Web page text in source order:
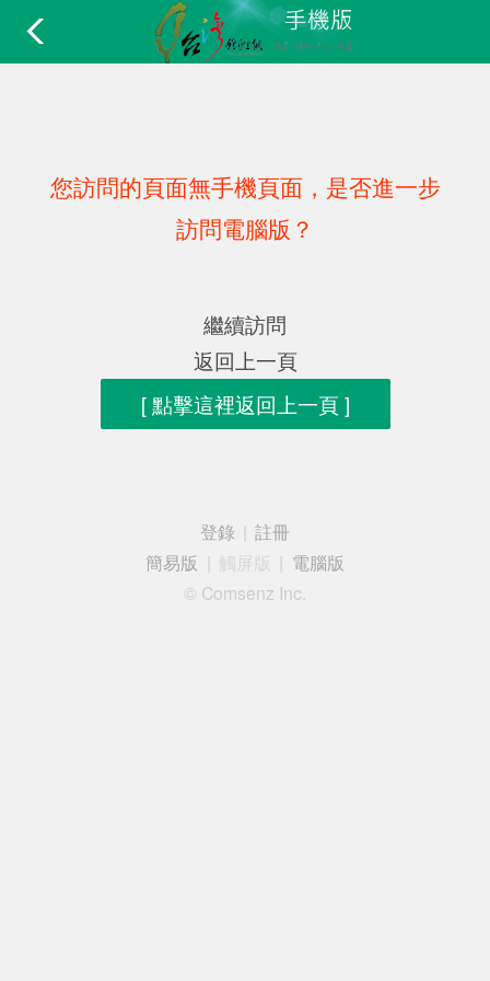
您訪問的頁面無手機頁面，是否進一步
訪問電腦版？
繼續訪問
返回上一頁
[ 點擊這裡返回上一頁 ]
登錄
註冊
簡易版
觸屏版
電腦版
© Comsenz Inc.